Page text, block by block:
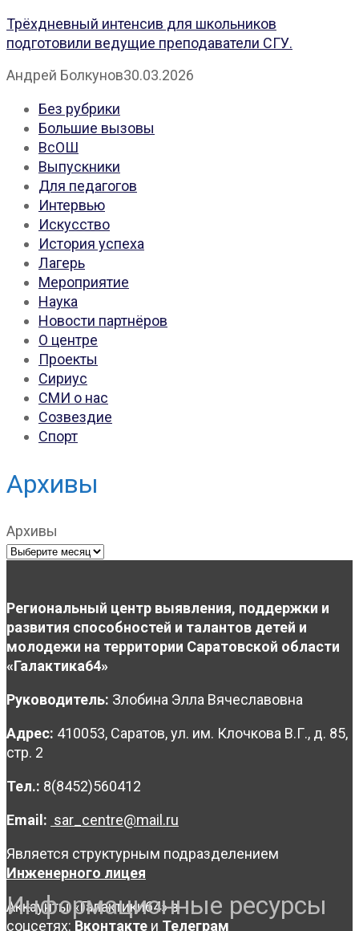
Трёхдневный интенсив для школьников
подготовили ведущие преподаватели СГУ.
Андрей Болкунов30.03.2026
Без рубрики
Большие вызовы
ВсОШ
Выпускники
Для педагогов
Интервью
Искусство
История успеха
Лагерь
Мероприятие
Наука
Новости партнёров
О центре
Проекты
Сириус
СМИ о нас
Созвездие
Спорт
Архивы
Архивы
Региональный центр выявления, поддержки и
развития способностей и талантов детей и
молодежи на территории Саратовской области
«Галактика64»
Руководитель: Злобина Элла Вячеславовна
Адрес: 410053, Саратов, ул. им. Клочкова В.Г., д. 85,
стр. 2
Тел.: 8(8452)560412
Email: sar_centre@mail.ru
Является структурным подразделением
Инженерного лицея
Аккаунты «Галактики64» в
соцсетях: Вконтакте и Телеграм
Информационные ресурсы